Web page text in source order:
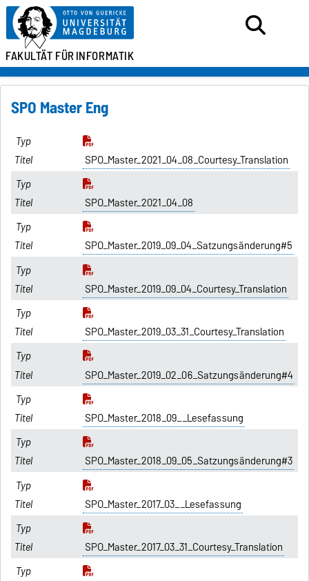
FAKULTÄT FÜRINFORMATIK
SPO Master Eng
SPO_Master_2021_04_08_Courtesy_Translation
SPO_Master_2021_04_08
SPO_Master_2019_09_04_Satzungsänderung#5
SPO_Master_2019_09_04_Courtesy_Translation
SPO_Master_2019_03_31_Courtesy_Translation
SPO_Master_2019_02_06_Satzungsänderung#4
SPO_Master_2018_09__Lesefassung
SPO_Master_2018_09_05_Satzungsänderung#3
SPO_Master_2017_03__Lesefassung
SPO_Master_2017_03_31_Courtesy_Translation